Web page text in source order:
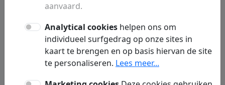
Door uw bezoek aan Linkmij.be (hierna genoemd : Wij of deze website)
stemt u stilzwijgend en onvoorwaardelijk in met de toepasselijkheid van
deze gebruiksvoorwaarden. Linkmij.be kan deze gebruiksvoorwaarden
steeds wijzigen en dit zonder voorafgaande verwittiging.
aanvaard.
Analytical cookies helpen ons om
individueel surfgedrag op onze sites in
kaart te brengen en op basis hiervan de site
te personaliseren. Lees meer...